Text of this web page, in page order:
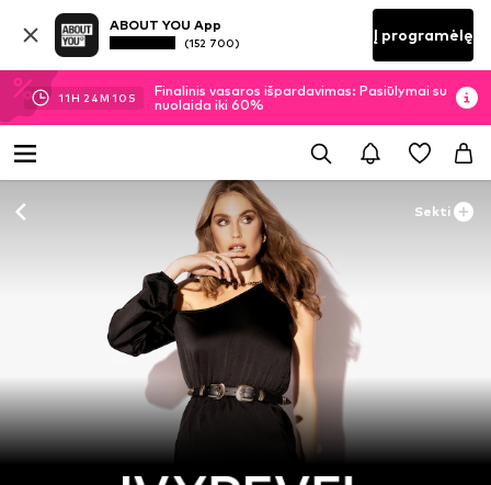
ABOUT YOU App
(152 700) Į programėlę
11H 24M 09 S
Finalinis vasaros išpardavimas: Pasiūlymai su
nuolaida iki 60%
Sekti